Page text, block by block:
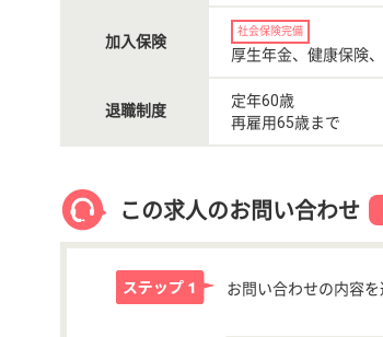
加入保険
社会保険完備
厚生年金、健康保険
退職制度
定年60歳
再雇用65歳まで
この求人のお問い合わせ
お問い合わせの内容